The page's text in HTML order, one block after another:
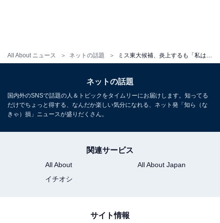
All About ニュース ネットの話題
ネットの話題
国内外のSNSで話題の人＆トピックをタイムリーにお届けします。知ってる
だけでちょっと得する、なんだか楽しい気分になれる、ネット発「知ら（な
きゃ）損」ニュースが盛りだくさん。
関連サービス
All About
All About Japan
イチオシ
サイト情報